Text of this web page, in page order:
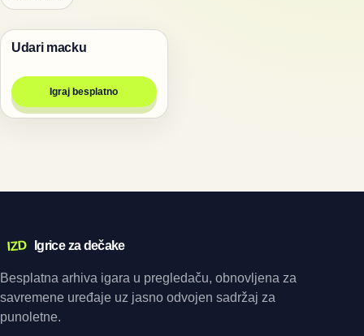
Igre
Udari macku
Igraj besplatno
IZD Igrice za dečake
Besplatna arhiva igara u pregledaču, obnovljena za
savremene uređaje uz jasno odvojen sadržaj za
punoletne.